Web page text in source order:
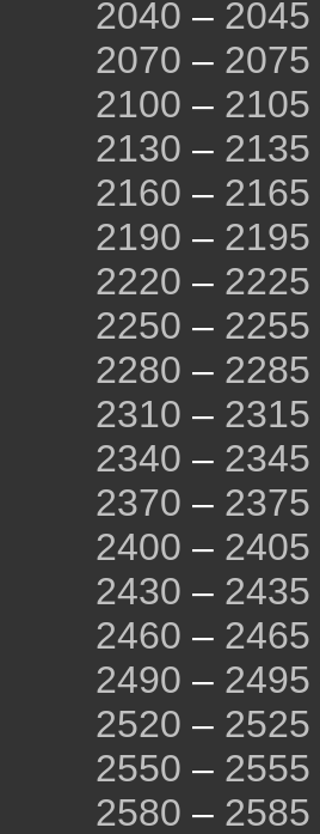
2040 – 2045
2070 – 2075
2100 – 2105
2130 – 2135
2160 – 2165
2190 – 2195
2220 – 2225
2250 – 2255
2280 – 2285
2310 – 2315
2340 – 2345
2370 – 2375
2400 – 2405
2430 – 2435
2460 – 2465
2490 – 2495
2520 – 2525
2550 – 2555
2580 – 2585